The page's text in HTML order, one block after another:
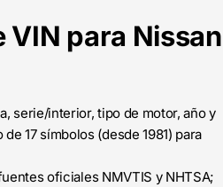
para Nissan
serie/interior, tipo de motor, año y
17 símbolos (desde 1981) para
oficiales NMVTIS y NHTSA;